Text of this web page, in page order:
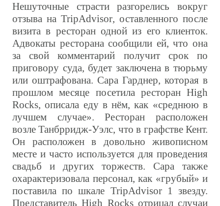
Нешуточные страсти разгорелись вокруг
отзыва на TripAdvisor, оставленного после
визита в ресторан одной из его клиенток.
Адвокаты ресторана сообщили ей, что она
за свой комментарий получит срок по
приговору суда, будет заключена в тюрьму
или оштрафована. Сара Гарднер, которая в
прошлом месяце посетила ресторан High
Rocks,описала еду в нём, как «среднюю в
лучшем случае». Ресторан расположен
возле Танбрридж-Уэлс, что в графстве Кент.
Он расположен в довольно живописном
месте и часто используется для проведения
свадьб и других торжеств. Сара также
охарактеризовала персонал, как «грубый» и
поставила по шкале TripAdvisor 1 звезду.
ПредставительHigh Rocks отрицал случаи